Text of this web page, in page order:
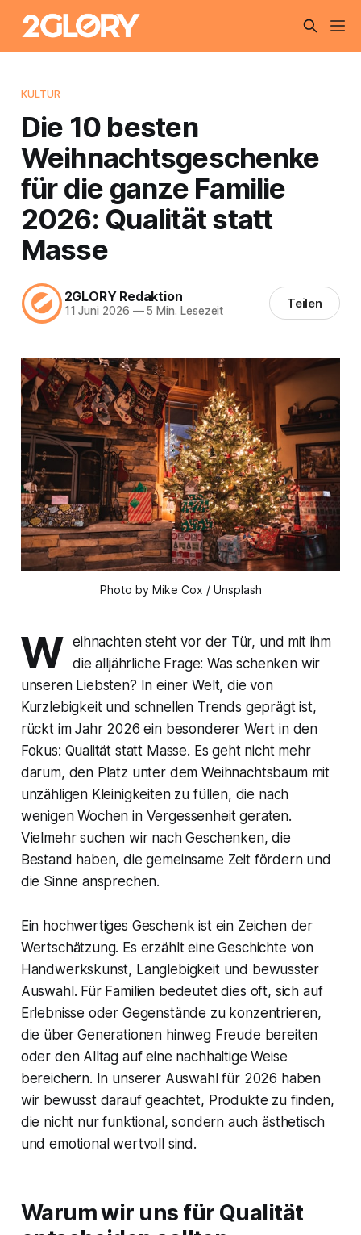
KULTUR
Die 10 besten
Weihnachtsgeschenke
für die ganze Familie
2026: Qualität statt
Masse
2GLORY Redaktion
11 Juni 2026 —5 Min. Lesezeit Teilen
Photo by Mike Cox / Unsplash
W eihnachten steht vor der Tür, und mit ihm
die alljährliche Frage: Was schenken wir
unseren Liebsten? In einer Welt, die von
Kurzlebigkeit und schnellen Trends geprägt ist,
rückt im Jahr 2026 ein besonderer Wert in den
Fokus: Qualität statt Masse. Es geht nicht mehr
darum, den Platz unter dem Weihnachtsbaum mit
unzähligen Kleinigkeiten zu füllen, die nach
wenigen Wochen in Vergessenheit geraten.
Vielmehr suchen wir nach Geschenken, die
Bestand haben, die gemeinsame Zeit fördern und
die Sinne ansprechen.
Ein hochwertiges Geschenk ist ein Zeichen der
Wertschätzung. Es erzählt eine Geschichte von
Handwerkskunst, Langlebigkeit und bewusster
Auswahl. Für Familien bedeutet dies oft, sich auf
Erlebnisse oder Gegenstände zu konzentrieren,
die über Generationen hinweg Freude bereiten
oder den Alltag auf eine nachhaltige Weise
bereichern. In unserer Auswahl für 2026 haben
wir bewusst darauf geachtet, Produkte zu finden,
die nicht nur funktional, sondern auch ästhetisch
und emotional wertvoll sind.
Warum wir uns für Qualität